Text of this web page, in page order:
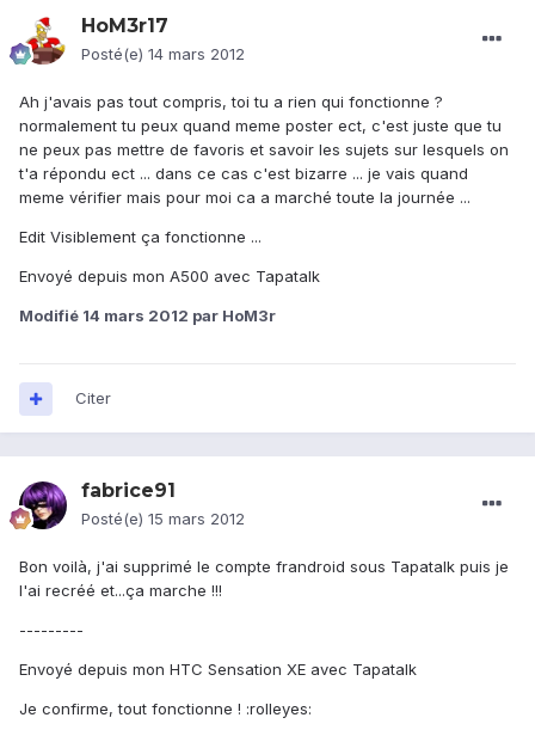
HoM3r17
Posté(e) 14 mars 2012
Ah j'avais pas tout compris, toi tu a rien qui fonctionne ?
normalement tu peux quand meme poster ect, c'est juste que tu
ne peux pas mettre de favoris et savoir les sujets sur lesquels on
t'a répondu ect ... dans ce cas c'est bizarre ... je vais quand
meme vérifier mais pour moi ca a marché toute la journée ...
Edit Visiblement ça fonctionne ...
Envoyé depuis mon A500 avec Tapatalk
Modifié 14 mars 2012 par HoM3r
Citer
fabrice91
Posté(e) 15 mars 2012
Bon voilà, j'ai supprimé le compte frandroid sous Tapatalk puis je
l'ai recréé et...ça marche !!!
---------
Envoyé depuis mon HTC Sensation XE avec Tapatalk
Je confirme, tout fonctionne ! :rolleyes: